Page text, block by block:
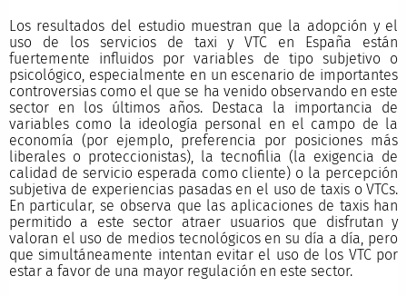
Los resultados del estudio muestran que la adopción y el
uso de los servicios de taxi y VTC en España están
fuertemente influidos por variables de tipo subjetivo o
psicológico, especialmente en un escenario de importantes
controversias como el que se ha venido observando en este
sector en los últimos años. Destaca la importancia de
variables como la ideología personal en el campo de la
economía (por ejemplo, preferencia por posiciones más
liberales o proteccionistas), la tecnofilia (la exigencia de
calidad de servicio esperada como cliente) o la percepción
subjetiva de experiencias pasadas en el uso de taxis o VTCs.
En particular, se observa que las aplicaciones de taxis han
permitido a este sector atraer usuarios que disfrutan y
valoran el uso de medios tecnológicos en su día a día, pero
que simultáneamente intentan evitar el uso de los VTC por
estar a favor de una mayor regulación en este sector.